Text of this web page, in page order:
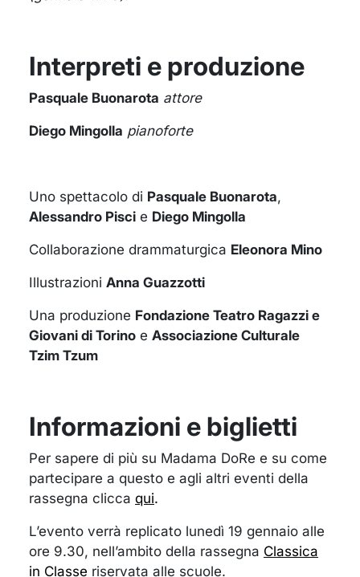
Interpreti e produzione
Pasquale Buonarota attore
Diego Mingolla pianoforte
Uno spettacolo di Pasquale Buonarota,
Alessandro Pisci e Diego Mingolla
Collaborazione drammaturgica Eleonora Mino
Illustrazioni Anna Guazzotti
Una produzione Fondazione Teatro Ragazzi e
Giovani di Torino e Associazione Culturale
Tzim Tzum
Informazioni e biglietti
Per sapere di più su Madama DoRe e su come
partecipare a questo e agli altri eventi della
rassegna clicca qui.
L’evento verrà replicato lunedì 19 gennaio alle
ore 9.30, nell’ambito della rassegna Classica
in Classe riservata alle scuole.